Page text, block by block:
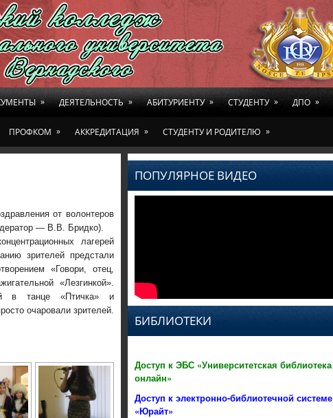
» ДЕЯТЕЛЬНОСТЬ » АБИТУРИЕНТУ » СТУДЕНТУ » ДПО »
ПРОФКОМ » АККРЕДИТАЦИЯ » СТУДЕНТУ И РОДИТЕЛЮ »
от волонтеров
— В.В. Бридко).
лагерей
зрителей предстали
«Говори, отец,
«Лезгинкой».
в танце «Птичка» и
очаровали зрителей.
ПОПУЛЯРНОЕ ВИДЕО
БИБЛИОТЕКИ
Доступ к ЭБС «Университетская библиотека
онлайн»
Доступ к электронно-библиотечной системе
«Юрайт»